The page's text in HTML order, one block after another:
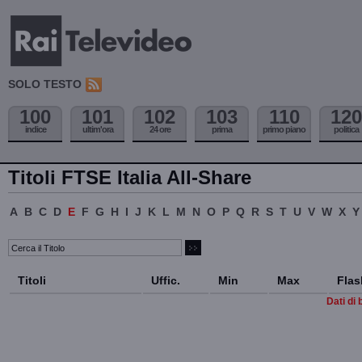
SOLO TESTO
100
indice
101
ultim'ora
102
24 ore
103
prima
110
primo piano
120
politica
Titoli FTSE Italia All-Share
A B C D E F G H I J K L M N O P Q R S T U V W X Y
Titoli Uffic. Min Max
Dati di